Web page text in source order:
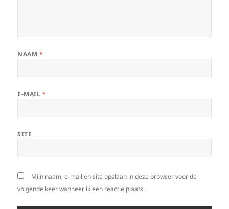
NAAM *
E-MAIL *
SITE
Mijn naam, e-mail en site opslaan in deze browser voor de
volgende keer wanneer ik een reactie plaats.